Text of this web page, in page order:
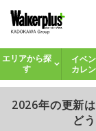
エリアから探
す
イベ
カレ
2026年の更新
ど